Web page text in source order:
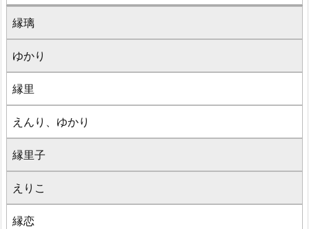
縁璃
ゆかり
縁里
えんり、ゆかり
縁里子
えりこ
縁恋